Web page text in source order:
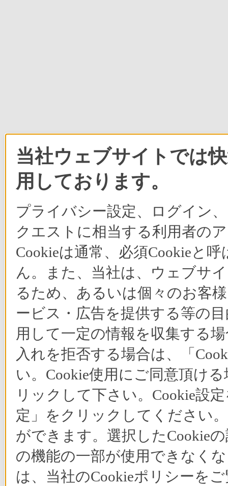
当社ウェブサイトでは
用しております。
プライバシー設定、ログイン
クエストに相当する利用者の
Cookieは通常、必須Cookieと
ん。また、当社は、ウェブサ
るため、あるいは個々のお客
ービス・広告を提供する等の
用して一定の情報を収集する
入れを拒否する場合は、「
い。Cookie使用にご同意頂け
リックして下さい。Cookie設
定」をクリックしてください
ができます。選択したCookie
の機能の一部が使用できなく
は、当社のCookieポリシーを